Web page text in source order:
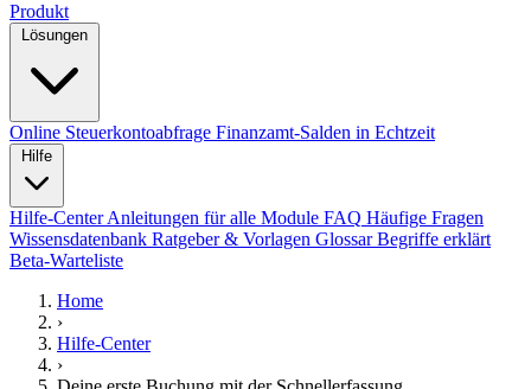
Produkt
Online Steuerkontoabfrage Finanzamt-Salden in Echtzeit
Hilfe-Center Anleitungen für alle Module FAQ Häufige Fragen
Wissensdatenbank Ratgeber & Vorlagen Glossar Begriffe erklärt
Beta-Warteliste
Home
›
Hilfe-Center
›